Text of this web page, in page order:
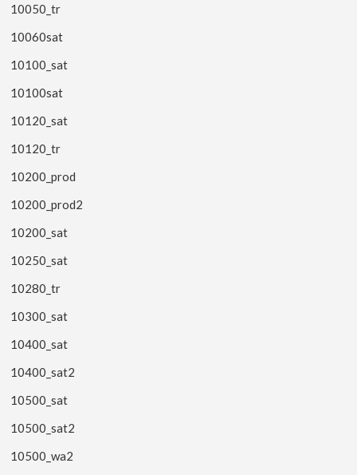
10050_tr
10060sat
10100_sat
10100sat
10120_sat
10120_tr
10200_prod
10200_prod2
10200_sat
10250_sat
10280_tr
10300_sat
10400_sat
10400_sat2
10500_sat
10500_sat2
10500_wa2